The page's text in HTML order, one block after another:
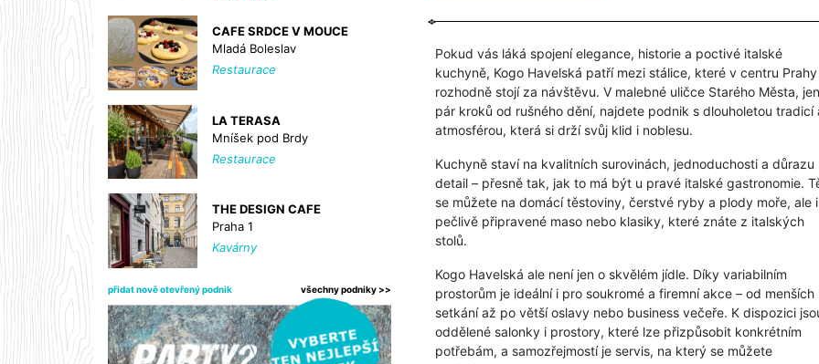
CAFE SRDCE V MOUCE
Mladá Boleslav
Restaurace
LA TERASA
Mníšek pod Brdy
Restaurace
THE DESIGN CAFE
Praha 1
Kavárny
přidat nově otevřený podnik všechny podniky >>
Pokud vás láká spojení elegance, historie a poctivé italské
kuchyně, Kogo Havelská patří mezi stálice, které v centru Prahy
rozhodně stojí za návštěvu. V malebné uličce Starého Města, jen
pár kroků od rušného dění, najdete podnik s dlouholetou tradicí
atmosférou, která si drží svůj klid i noblesu.
Kuchyně staví na kvalitních surovinách, jednoduchosti a důrazu
detail – přesně tak, jak to má být u pravé italské gastronomie.
se můžete na domácí těstoviny, čerstvé ryby a plody moře, ale i
pečlivě připravené maso nebo klasiky, které znáte z italských
stolů.
Kogo Havelská ale není jen o skvělém jídle. Díky variabilním
prostorům je ideální i pro soukromé a firemní akce – od menších
setkání až po větší oslavy nebo business večeře. K dispozici
oddělené salonky i prostory, které lze přizpůsobit konkrétním
potřebám, a samozřejmostí je servis, na který se můžete